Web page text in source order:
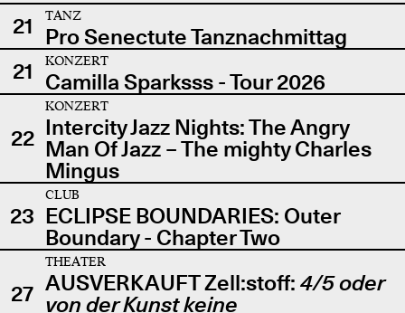
21
TANZ
Pro Senectute Tanznachmittag
21
KONZERT
Camilla Sparksss - Tour 2026
22
KONZERT
Intercity Jazz Nights: The Angry
Man Of Jazz – The mighty Charles
Mingus
23
CLUB
ECLIPSE BOUNDARIES: Outer
Boundary - Chapter Two
27
THEATER
AUSVERKAUFT Zell:stoff: 4/5 oder
von der Kunst keine